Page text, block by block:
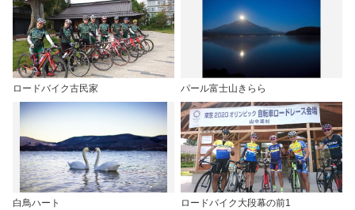
ロードバイク古民家 パール富士山きらら
白鳥ハート ロードバイク大段幕の前1